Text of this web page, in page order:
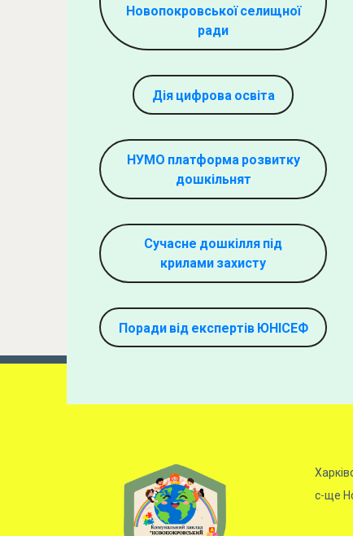
Новопокровської селищної
ради
Дія цифрова освіта
НУМО платформа розвитку
дошкільнят
Сучасне дошкілля під
крилами захисту
Поради від експертів ЮНІСЕФ
с-ще